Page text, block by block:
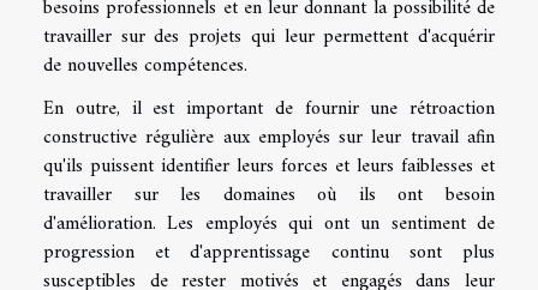
besoins professionnels et en leur donnant la possibilité de
travailler sur des projets qui leur permettent d'acquérir
de nouvelles compétences.
En outre, il est important de fournir une rétroaction
constructive régulière aux employés sur leur travail afin
qu'ils puissent identifier leurs forces et leurs faiblesses et
travailler sur les domaines où ils ont besoin
d'amélioration. Les employés qui ont un sentiment de
progression et d'apprentissage continu sont plus
susceptibles de rester motivés et engagés dans leur